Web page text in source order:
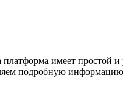
имеет простой
подробную